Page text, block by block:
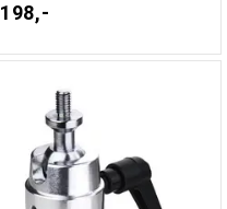
198,-